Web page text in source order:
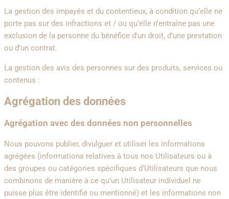
La gestion des impayés et du contentieux, à condition qu’elle ne
porte pas sur des infractions et / ou qu’elle n’entraîne pas une
exclusion de la personne du bénéfice d’un droit, d’une prestation
ou d’un contrat.
La gestion des avis des personnes sur des produits, services ou
contenus :
Agrégation des données
Agrégation avec des données non personnelles
Nous pouvons publier, divulguer et utiliser les informations
agrégées (informations relatives à tous nos Utilisateurs ou à
des groupes ou catégories spécifiques d’Utilisateurs que nous
combinons de manière à ce qu’un Utilisateur individuel ne
puisse plus être identifié ou mentionné) et les informations non